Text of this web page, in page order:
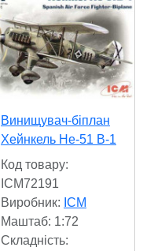
Винищувач-біплан
Хейнкель Не-51 В-1
Код товару:
ICM72191
Виробник: ICM
Маштаб: 1:72
Складність: